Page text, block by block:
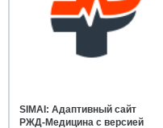
Сайты для ресторанного
Красота и здоровье
Универсальные
SIMAI: Адаптивный сайт
РЖД-Медицина с версией